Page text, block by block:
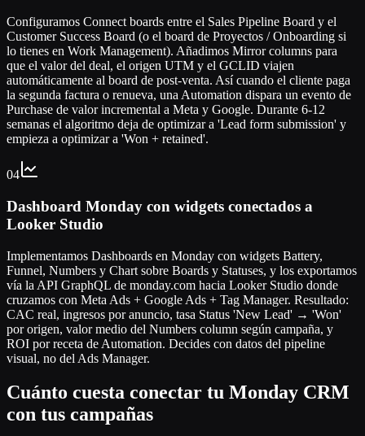
Configuramos Connect boards entre el Sales Pipeline Board y el
Customer Success Board (o el board de Proyectos / Onboarding si
lo tienes en Work Management). Añadimos Mirror columns para
que el valor del deal, el origen UTM y el GCLID viajen
automáticamente al board de post-venta. Así cuando el cliente paga
la segunda factura o renueva, una Automation dispara un evento de
Purchase de valor incremental a Meta y Google. Durante 6-12
semanas el algoritmo deja de optimizar a 'Lead form submission' y
empieza a optimizar a 'Won + retained'.
04
Dashboard Monday con widgets conectados a
Looker Studio
Implementamos Dashboards en Monday con widgets Battery,
Funnel, Numbers y Chart sobre Boards y Statuses, y los exportamos
vía la API GraphQL de monday.com hacia Looker Studio donde
cruzamos con Meta Ads + Google Ads + Tag Manager. Resultado:
CAC real, ingresos por anuncio, tasa Status 'New Lead' → 'Won'
por origen, valor medio del Numbers column según campaña, y
ROI por receta de Automation. Decides con datos del pipeline
visual, no del Ads Manager.
Cuánto cuesta conectar tu Monday CRM
con tus campañas